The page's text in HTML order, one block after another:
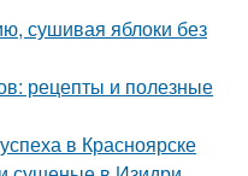
сушивая яблоки без
рецепты и полезные
в Красноярске